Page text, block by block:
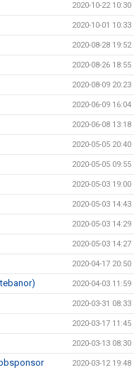
2020-10-22 10:30
2020-10-01 10:33
2020-08-28 19:52
2020-08-26 18:55
2020-08-09 20:23
2020-06-09 16:04
2020-06-08 13:18
2020-05-05 20:40
2020-05-05 09:55
2020-05-03 19:00
2020-05-03 14:43
2020-05-03 14:29
2020-05-03 14:27
2020-04-17 20:50
2020-04-03 11:59
2020-03-31 08:33
2020-03-17 11:45
2020-03-13 08:30
2020-03-12 19:48